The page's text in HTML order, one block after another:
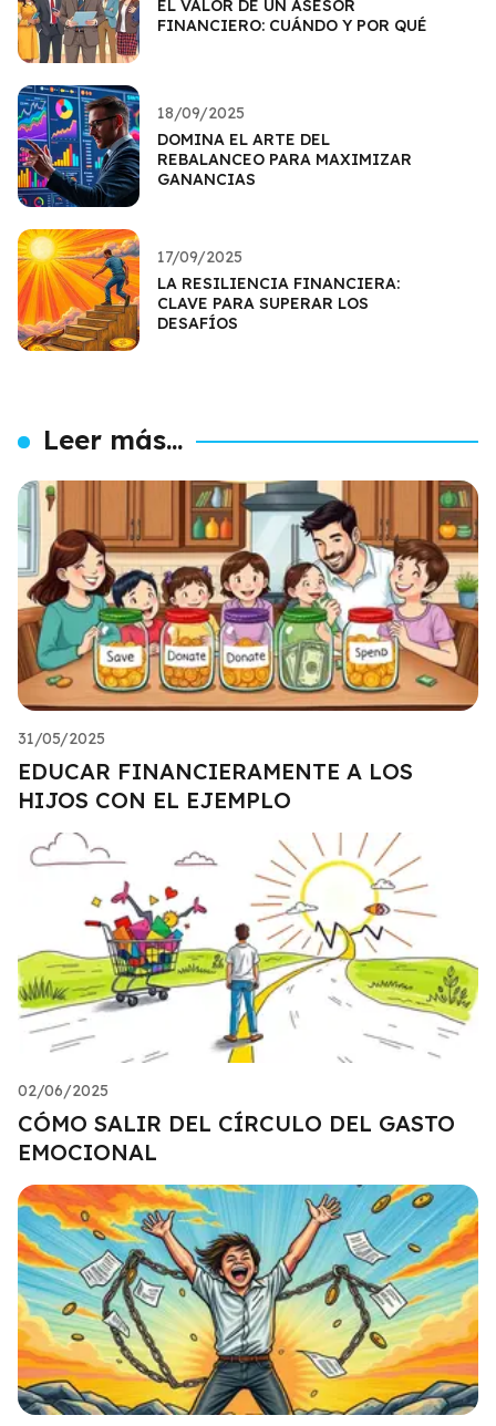
EL VALOR DE UN ASESOR
FINANCIERO: CUÁNDO Y POR QUÉ
18/09/2025
DOMINA EL ARTE DEL
REBALANCEO PARA MAXIMIZAR
GANANCIAS
17/09/2025
LA RESILIENCIA FINANCIERA:
CLAVE PARA SUPERAR LOS
DESAFÍOS
Leer más...
31/05/2025
EDUCAR FINANCIERAMENTE A LOS
HIJOS CON EL EJEMPLO
02/06/2025
CÓMO SALIR DEL CÍRCULO DEL GASTO
EMOCIONAL